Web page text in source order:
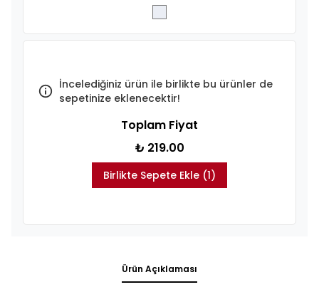
İncelediğiniz ürün ile birlikte bu ürünler de
sepetinize eklenecektir!
Toplam Fiyat
₺ 219.00
Birlikte Sepete Ekle (1)
Ürün Açıklaması